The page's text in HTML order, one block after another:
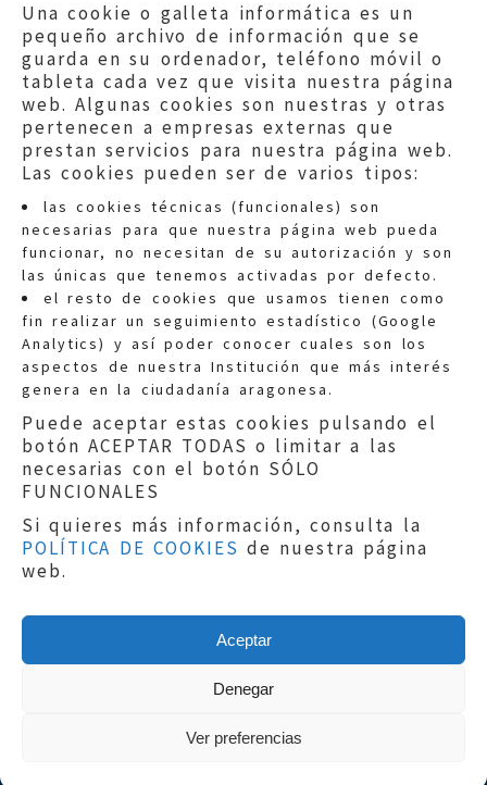
Una cookie o galleta informática es un
pequeño archivo de información que se
guarda en su ordenador, teléfono móvil o
tableta cada vez que visita nuestra página
web. Algunas cookies son nuestras y otras
pertenecen a empresas externas que
prestan servicios para nuestra página web.
Las cookies pueden ser de varios tipos:
las cookies técnicas (funcionales) son
necesarias para que nuestra página web pueda
funcionar, no necesitan de su autorización y son
las únicas que tenemos activadas por defecto.
el resto de cookies que usamos tienen como
fin realizar un seguimiento estadístico (Google
Analytics) y así poder conocer cuales son los
aspectos de nuestra Institución que más interés
genera en la ciudadanía aragonesa.
Puede aceptar estas cookies pulsando el
botón ACEPTAR TODAS o limitar a las
necesarias con el botón SÓLO
FUNCIONALES
Si quieres más información, consulta la
POLÍTICA DE COOKIES de nuestra página
web.
Aceptar
Denegar
Ver preferencias
Quejas:quejas@eljusticiadearagon.es
Información general:
informacion@eljusticiadearagon.es
Teléfonos:900 210 210/
Aviso legal|Política de privacidad|
Protección de Datos
Política de cookies
Copyright © 2019El Justicia de Aragón|
Sephor Consulting